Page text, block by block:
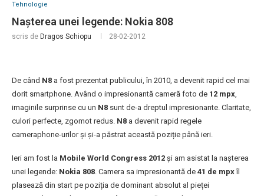
Tehnologie
Nașterea unei legende: Nokia 808
scris de Dragos Schiopu 28-02-2012
De când N8 a fost prezentat publicului, în 2010, a devenit rapid cel mai
dorit smartphone. Având o impresionantă cameră foto de 12 mpx,
imaginile surprinse cu un N8 sunt de-a dreptul impresionante. Claritate,
culori perfecte, zgomot redus. N8 a devenit rapid regele
cameraphone-urilor și și-a păstrat această poziție până ieri.
Ieri am fost la Mobile World Congress 2012 și am asistat la nașterea
unei legende: Nokia 808. Camera sa impresionantă de 41 de mpxîl
plasează din start pe poziția de dominant absolut al pieței